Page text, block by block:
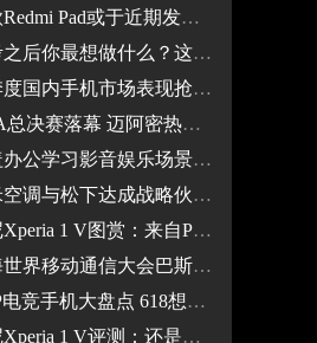
Pad或于近期发布 将升级至骁龙680处理器
你最想做什么？这届考生给出了自己的答案
手机市场表现抢眼 入门机出货量增幅达22%
落幕 迈阿密热火成为本赛季中国地区“种树总冠军
习影音娱乐场景 618华为MatePad系列选购指南
松下达成战略伙伴关系 小米技术+松下品质
1 V图赏：来自PRO-I的传承
移动通信大会巴斯夫创迈思消费类解决方案将迎来首展
机大盘点 618想买电竞手机看这一篇就够了
1 V评测：还是熟悉的“索”味 但也不全是